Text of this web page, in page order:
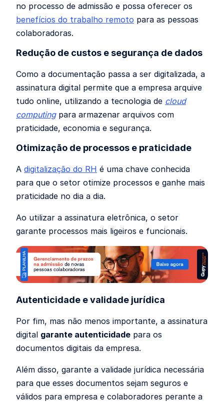
no processo de admissão e possa oferecer os
benefícios do trabalho remoto para as pessoas
colaboradoras.
Redução de custos e segurança de dados
Como a documentação passa a ser digitalizada, a
assinatura digital permite que a empresa arquive
tudo online, utilizando a tecnologia de cloud
computingpara armazenar arquivos com
praticidade, economia e segurança.
Otimização de processos e praticidade
A digitalização do RH é uma chave conhecida
para que o setor otimize processos e ganhe mais
praticidade no dia a dia.
Ao utilizar a assinatura eletrônica, o setor
garante processos mais ligeiros e funcionais.
Autenticidade e validade jurídica
Por fim, mas não menos importante, a assinatura
digital garante autenticidade para os
documentos digitais da empresa.
Além disso, garante a validade jurídica necessária
para que esses documentos sejam seguros e
válidos para empresa e colaboradores perante a